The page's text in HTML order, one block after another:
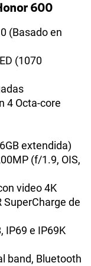
600
(Basado en
(1070
4 Octa-core
extendida)
(f/1.9, OIS,
video 4K
SuperCharge de
IP69 e IP69K
band, Bluetooth